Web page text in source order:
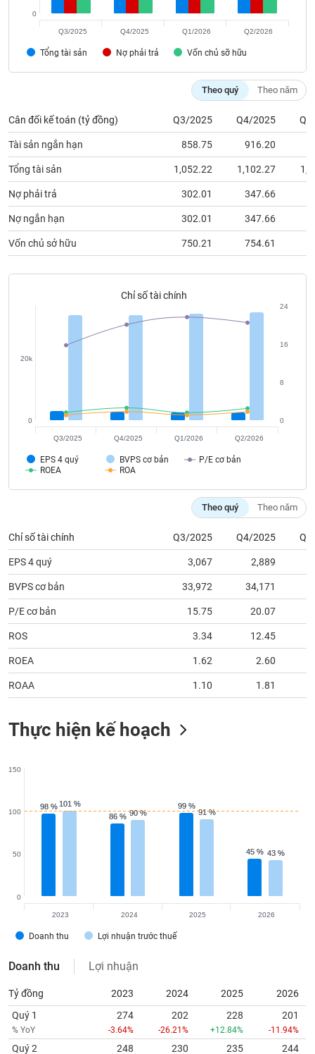
Tổng tài sản Nợ phải trả Vốn chủ sỡ hữu
0
Q3/2025 Q4/2025 Q1/2026 Q2/2026
Theo quý Theo năm
Cân đối kế toán (tỷ đồng) Q3/2025 Q4/2025
Tài sản ngắn hạn 858.75 916.20
Tổng tài sản 1,052.22 1,102.27
Nợ phải trả 302.01 347.66
Nợ ngắn hạn 302.01 347.66
Vốn chủ sở hữu 750.21 754.61
Chỉ số tài chính
EPS 4 quý BVPS cơ bản
P/E cơ bản
ROEA
ROA
0
20k
0
8
16
24
Q3/2025 Q4/2025 Q1/2026 Q2/2026
Theo quý Theo năm
Chỉ số tài chính Q3/2025 Q4/2025
EPS 4 quý 3,067 2,889
BVPS cơ bản 33,972 34,171
P/E cơ bản 15.75 20.07
ROS 3.34 12.45
ROEA 1.62 2.60
ROAA 1.10 1.81
Thực hiện kế hoạch
98 %
98 %
86 %
86 %
99 %
99 %
45 %
45 %
101 %
101 %
90 %
90 % 91 %
91 %
43 %
43 %
Doanh thu Lợi nhuận trước thuế
0
50
100
150
2023 2024 2025 2026
Doanh thu Lợi nhuận
Tỷ đồng 2023 2024 2025
2026
Quý 1
% YoY
274
-3.64%
202
-26.21%
228
+12.84%
201
-11.94%
Quý 2 248 230 235 244
tư
Truyền
thông
tài
Dữ